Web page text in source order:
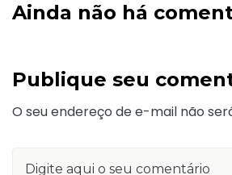
Ainda não há
Publique seu
O seu endereço de e-mail não